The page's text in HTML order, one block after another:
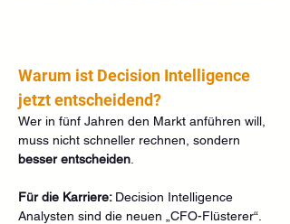
Warum ist Decision Intelligence
jetzt entscheidend?
Wer in fünf Jahren den Markt anführen will,
muss nicht schneller rechnen, sondern
besser entscheiden
Für die Karriere: Decision Intelligence
Analysten sind die neuen „CFO-Flüsterer“.